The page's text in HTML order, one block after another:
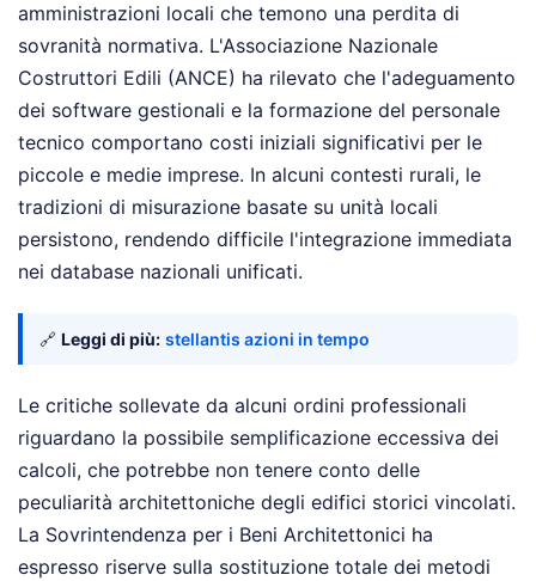
amministrazioni locali che temono una perdita di
sovranità normativa. L'Associazione Nazionale
Costruttori Edili (ANCE) ha rilevato che l'adeguamento
dei software gestionali e la formazione del personale
tecnico comportano costi iniziali significativi per le
piccole e medie imprese. In alcuni contesti rurali, le
tradizioni di misurazione basate su unità locali
persistono, rendendo difficile l'integrazione immediata
nei database nazionali unificati.
🔗 Leggi di più: stellantis azioni in tempo
Le critiche sollevate da alcuni ordini professionali
riguardano la possibile semplificazione eccessiva dei
calcoli, che potrebbe non tenere conto delle
peculiarità architettoniche degli edifici storici vincolati.
La Sovrintendenza per i Beni Architettonici ha
espresso riserve sulla sostituzione totale dei metodi